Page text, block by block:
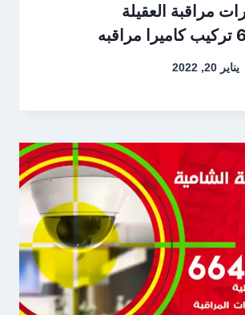
مراقبة العقيلة
يناير 20, 2022